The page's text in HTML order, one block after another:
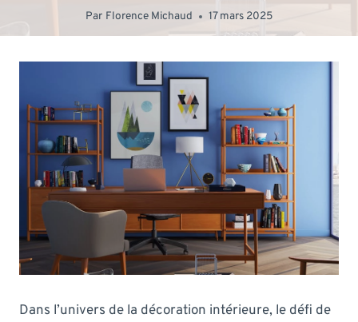
Par Florence Michaud 17 mars 2025
Dans l’univers de la décoration intérieure, le défi de